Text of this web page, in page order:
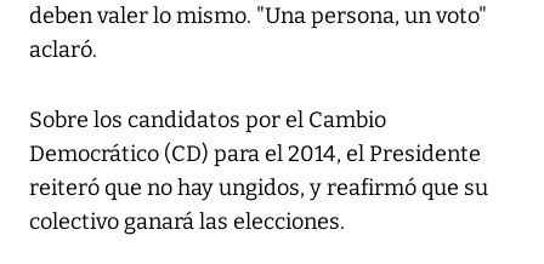
deben valer lo mismo. "Una persona, un voto"
aclaró.
Sobre los candidatos por el Cambio
Democrático (CD) para el 2014, el Presidente
reiteró que no hay ungidos, y reafirmó que su
colectivo ganará las elecciones.